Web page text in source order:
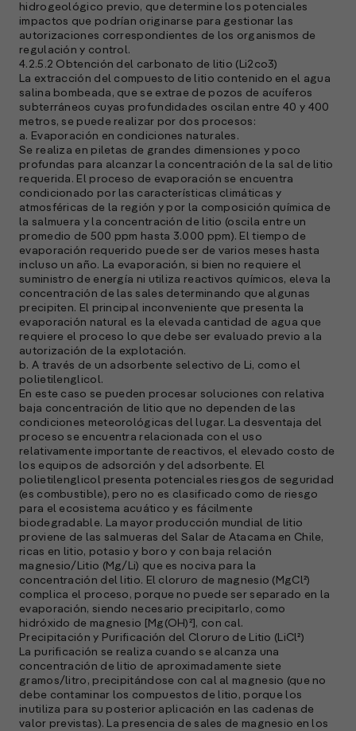
hidrogeológico previo, que determine los potenciales
impactos que podrían originarse para gestionar las
autorizaciones correspondientes de los organismos de
regulación y control.
4.2.5.2 Obtención del carbonato de litio (Li2co3)
La extracción del compuesto de litio contenido en el agua
salina bombeada, que se extrae de pozos de acuíferos
subterráneos cuyas profundidades oscilan entre 40 y 400
metros, se puede realizar por dos procesos:
a. Evaporación en condiciones naturales.
Se realiza en piletas de grandes dimensiones y poco
profundas para alcanzar la concentración de la sal de litio
requerida. El proceso de evaporación se encuentra
condicionado por las características climáticas y
atmosféricas de la región y por la composición química de
la salmuera y la concentración de litio (oscila entre un
promedio de 500 ppm hasta 3.000 ppm). El tiempo de
evaporación requerido puede ser de varios meses hasta
incluso un año. La evaporación, si bien no requiere el
suministro de energía ni utiliza reactivos químicos, eleva la
concentración de las sales determinando que algunas
precipiten. El principal inconveniente que presenta la
evaporación natural es la elevada cantidad de agua que
requiere el proceso lo que debe ser evaluado previo a la
autorización de la explotación.
b. A través de un adsorbente selectivo de Li, como el
polietilenglicol.
En este caso se pueden procesar soluciones con relativa
baja concentración de litio que no dependen de las
condiciones meteorológicas del lugar. La desventaja del
proceso se encuentra relacionada con el uso
relativamente importante de reactivos, el elevado costo de
los equipos de adsorción y del adsorbente. El
polietilenglicol presenta potenciales riesgos de seguridad
(es combustible), pero no es clasificado como de riesgo
para el ecosistema acuático y es fácilmente
biodegradable. La mayor producción mundial de litio
proviene de las salmueras del Salar de Atacama en Chile,
ricas en litio, potasio y boro y con baja relación
magnesio/Litio (Mg/Li) que es nociva para la
concentración del litio. El cloruro de magnesio (MgCl²)
complica el proceso, porque no puede ser separado en la
evaporación, siendo necesario precipitarlo, como
hidróxido de magnesio [Mg(OH)²], con cal.
Precipitación y Purificación del Cloruro de Litio (LiCl²)
La purificación se realiza cuando se alcanza una
concentración de litio de aproximadamente siete
gramos/litro, precipitándose con cal al magnesio (que no
debe contaminar los compuestos de litio, porque los
inutiliza para su posterior aplicación en las cadenas de
valor previstas). La presencia de sales de magnesio en los